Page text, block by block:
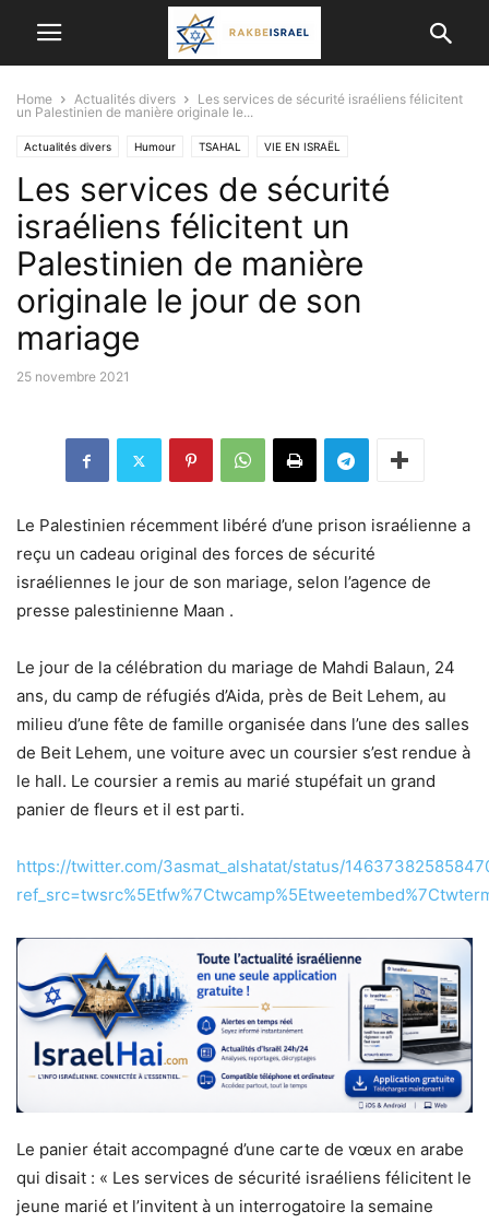
Home Actualités divers
Les services de sécurité israéliens félicitent
un Palestinien de manière originale le...
Actualités divers Humour TSAHAL VIE EN ISRAËL
Les services de sécurité
israéliens félicitent un
Palestinien de manière
originale le jour de son
mariage
25 novembre 2021
Le Palestinien récemment libéré d’une prison israélienne a
reçu un cadeau original des forces de sécurité
israéliennes le jour de son mariage, selon l’agence de
presse palestinienne Maan .
Le jour de la célébration du mariage de Mahdi Balaun, 24
ans, du camp de réfugiés d’Aida, près de Beit Lehem, au
milieu d’une fête de famille organisée dans l’une des salles
de Beit Lehem, une voiture avec un coursier s’est rendue à
le hall. Le coursier a remis au marié stupéfait un grand
panier de fleurs et il est parti.
https://twitter.com/3asmat_alshatat/status/
Le panier était accompagné d’une carte de vœux en arabe
qui disait : « Les services de sécurité israéliens félicitent le
jeune marié et l’invitent à un interrogatoire la semaine